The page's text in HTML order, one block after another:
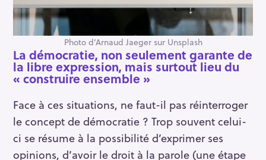
Photo d’Arnaud Jaeger sur Unsplash
La démocratie, non seulement garante de
la libre expression, mais surtout lieu du
« construire ensemble »
Face à ces situations, ne faut-il pas réinterroger
le concept de démocratie ? Trop souvent celui-
ci se résume à la possibilité d’exprimer ses
opinions, d’avoir le droit à la parole (une étape